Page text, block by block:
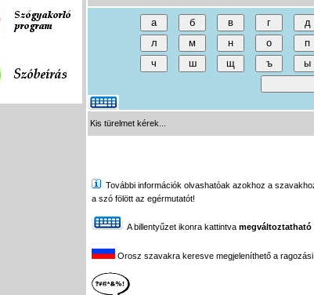
Kis türelmet kérek...
További információk olvashatóak azokhoz a
a szó fölött az egérmutatót!
A billentyűzet ikonra kattintva
Orosz szavakra keresve megjeleníthető a